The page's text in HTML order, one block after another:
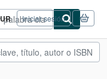
Iniciar sesión